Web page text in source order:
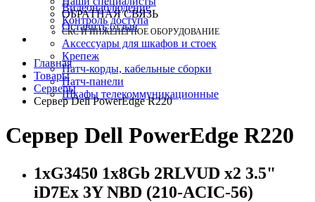
Видеонаблюдение
Контроль доступа
СКС И ИНЖЕНЕРНОЕ ОБОРУДОВАНИЕ
Аксессуары для шкафов и стоек
Крепеж
Патч-корды, кабельные сборки
Патч-панели
Шкафы телекоммуникационные
ОБРАТНАЯ СВЯЗЬ
Оставить отзыв
Главная
Товары
Серверы
Сервер Dell PowerEdge R220
Сервер Dell PowerEdge R220
1xG3450 1x8Gb 2RLVUD x2 3.5"
iD7Ex 3Y NBD (210-ACIC-56)